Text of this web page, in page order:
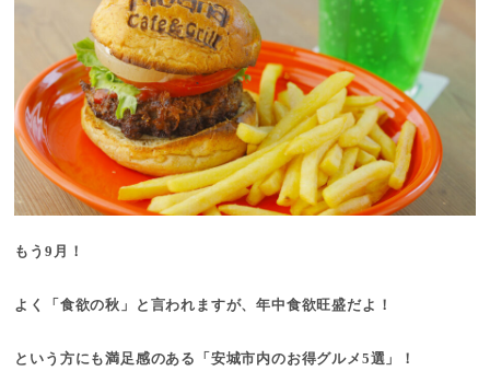
もう9月！
よく「食欲の秋」と言われますが、年中食欲旺盛だよ！
という方にも満足感のある「安城市内のお得グルメ5選」！